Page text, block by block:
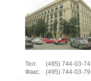
Тел: (495) 744-03-74
Факс:
(495) 744-03-79